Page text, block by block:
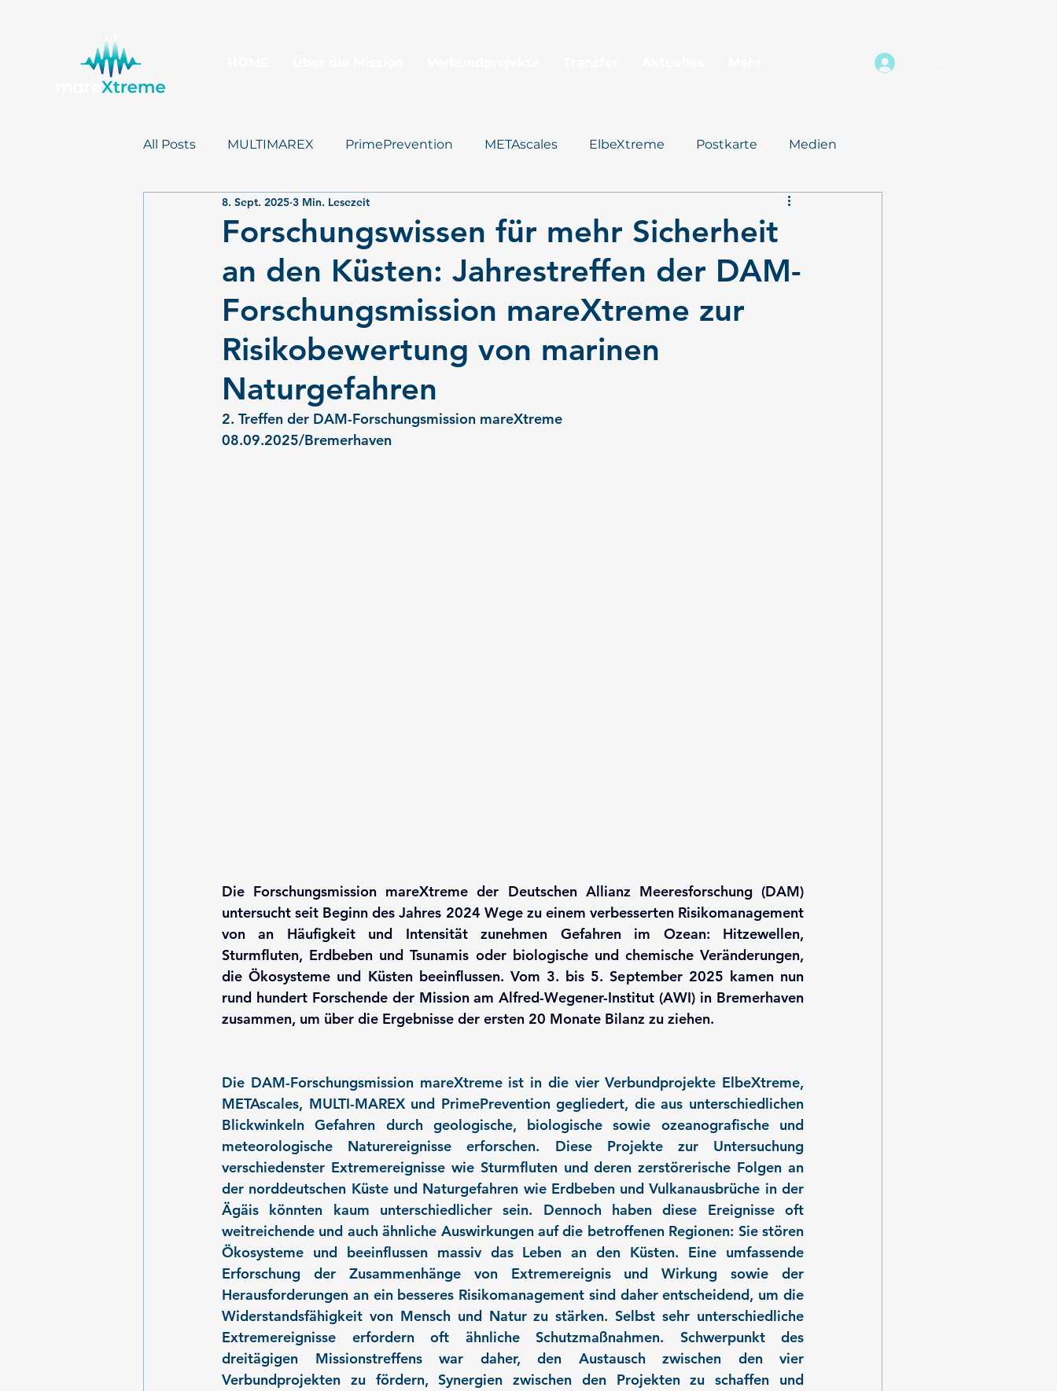
All Posts MULTIMAREX PrimePrevention METAscales ElbeXtreme Postkarte Medien
mareXtreme Santorini
Forschungswissen für mehr Sicherheit
an den Küsten: Jahrestreffen der DAM-
Forschungsmission mareXtreme zur
Risikobewertung von marinen
Naturgefahren
8. Sept. 2025 3 Min. Lesezeit
2. Treffen der DAM-Forschungsmission mareXtreme
08.09.2025/Bremerhaven
Die Forschungsmission mareXtreme der Deutschen Allianz Meeresforschung (DAM)
untersucht seit Beginn des Jahres 2024 Wege zu einem verbesserten Risikomanagement
von an Häufigkeit und Intensität zunehmen Gefahren im Ozean: Hitzewellen,
Sturmfluten, Erdbeben und Tsunamis oder biologische und chemische Veränderungen,
die Ökosysteme und Küsten beeinflussen. Vom 3. bis 5. September 2025 kamen nun
rund hundert Forschende der Mission am Alfred-Wegener-Institut (AWI) in Bremerhaven
zusammen, um über die Ergebnisse der ersten 20 Monate Bilanz zu ziehen.
Die DAM-Forschungsmission mareXtreme ist in die vier Verbundprojekte ElbeXtreme,
METAscales, MULTI-MAREX und PrimePrevention gegliedert, die aus unterschiedlichen
Blickwinkeln Gefahren durch geologische, biologische sowie ozeanografische und
meteorologische Naturereignisse erforschen. Diese Projekte zur Untersuchung
verschiedenster Extremereignisse wie Sturmfluten und deren zerstörerische Folgen an
der norddeutschen Küste und Naturgefahren wie Erdbeben und Vulkanausbrüche in der
Ägäis könnten kaum unterschiedlicher sein. Dennoch haben diese Ereignisse oft
weitreichende und auch ähnliche Auswirkungen auf die betroffenen Regionen: Sie stören
Ökosysteme und beeinflussen massiv das Leben an den Küsten. Eine umfassende
Erforschung der Zusammenhänge von Extremereignis und Wirkung sowie der
Herausforderungen an ein besseres Risikomanagement sind daher entscheidend, um die
Widerstandsfähigkeit von Mensch und Natur zu stärken. Selbst sehr unterschiedliche
Extremereignisse erfordern oft ähnliche Schutzmaßnahmen. Schwerpunkt des
dreitägigen Missionstreffens war daher, den Austausch zwischen den vier
Verbundprojekten zu fördern, Synergien zwischen den Projekten zu schaffen und